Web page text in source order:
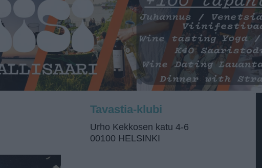
Tavastia-klubi
Urho Kekkosen katu 4-6
00100 HELSINKI